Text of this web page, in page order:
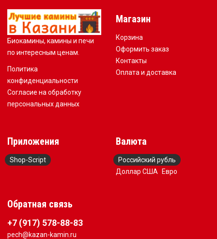
Биокамины, камины и печи
по интересным ценам.
Политика
конфиденциальности
Согласие на обработку
персональных данных
Магазин
Корзина
Оформить заказ
Контакты
Оплата и доставка
Приложения
Shop-Script
Валюта
Российский рубль
Доллар США
Евро
Обратная связь
+7 (917) 578-88-83
pech@kazan-kamin.ru